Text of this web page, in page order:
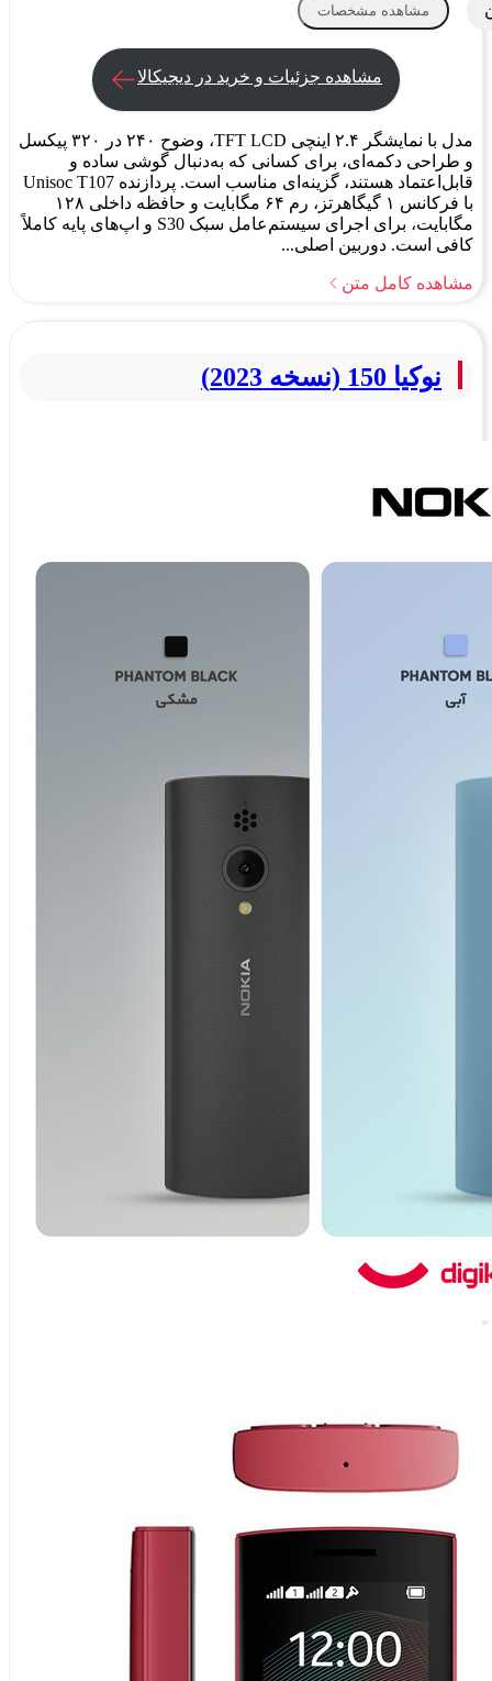
مشاهده مشخصات
مشاهده جزئیات و خرید در دیجیکالا
مدل با نمایشگر ۲.۴ اینچی TFT LCD، وضوح ۲۴۰ در ۳۲۰ پیکسل
و طراحی دکمه‌ای، برای کسانی که به‌دنبال گوشی ساده و
قابل‌اعتماد هستند، گزینه‌ای مناسب است. پردازنده Unisoc T107
با فرکانس ۱ گیگاهرتز، رم ۶۴ مگابایت و حافظه داخلی ۱۲۸
مگابایت، برای اجرای سیستم‌عامل سبک S30 و اپ‌های پایه کاملاً
کافی است. دوربین اصلی...
مشاهده کامل متن
نوکیا 150 (نسخه 2023)